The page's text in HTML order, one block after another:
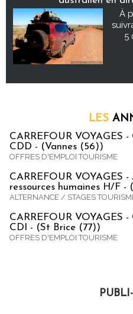
À
5
LES
CARREFOUR VOYAGES
CDD - (Vannes (56))
OFFRES D'EMPLOI TOURISME
CARREFOUR VOYAGES
ressources humaines H/F -
ALTERNANCE / STAGES
CARREFOUR VOYAGES
CDI - (St Brice (77))
OFFRES D'EMPLOI TOURISME